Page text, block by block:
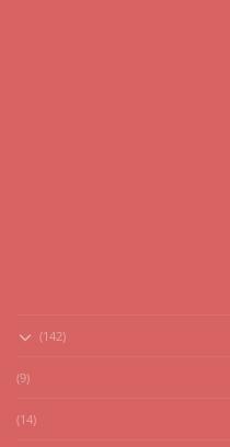
(142)
(9)
(14)